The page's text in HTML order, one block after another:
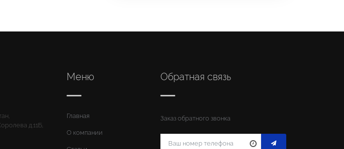
д.11Б,
Меню
Главная
О компании
Обратная связь
Заказ обратного звонка